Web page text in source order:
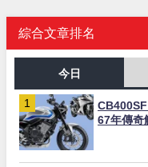
綜合文章排名
今日
67年傳奇